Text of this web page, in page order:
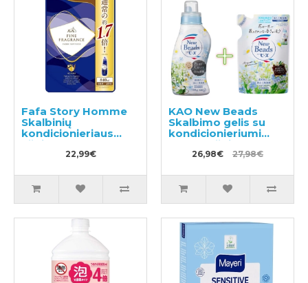
Fafa Story Homme
Skalbinių
kondicionieriaus
užpildas 840ml
22,99€
KAO New Beads
Skalbimo gelis su
kondicionieriumi
740g + užpildas 650g
26,98€ 27,98€